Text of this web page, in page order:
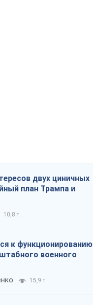
двух циничных
план Трампа и
10,8 т.
к функционированию
военного
15,9 т.